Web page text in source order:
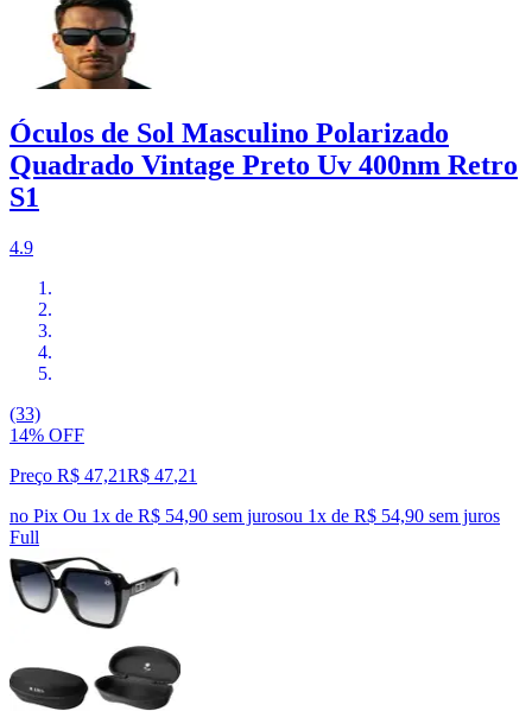
Óculos de Sol Masculino Polarizado
Quadrado Vintage Preto Uv 400nm Retro
S1
4.9
(33)
14% OFF
Preço R$ 47,21R$ 47,21
no Pix Ou 1x de R$ 54,90 sem jurosou 1x de R$ 54,90 sem juros
Full